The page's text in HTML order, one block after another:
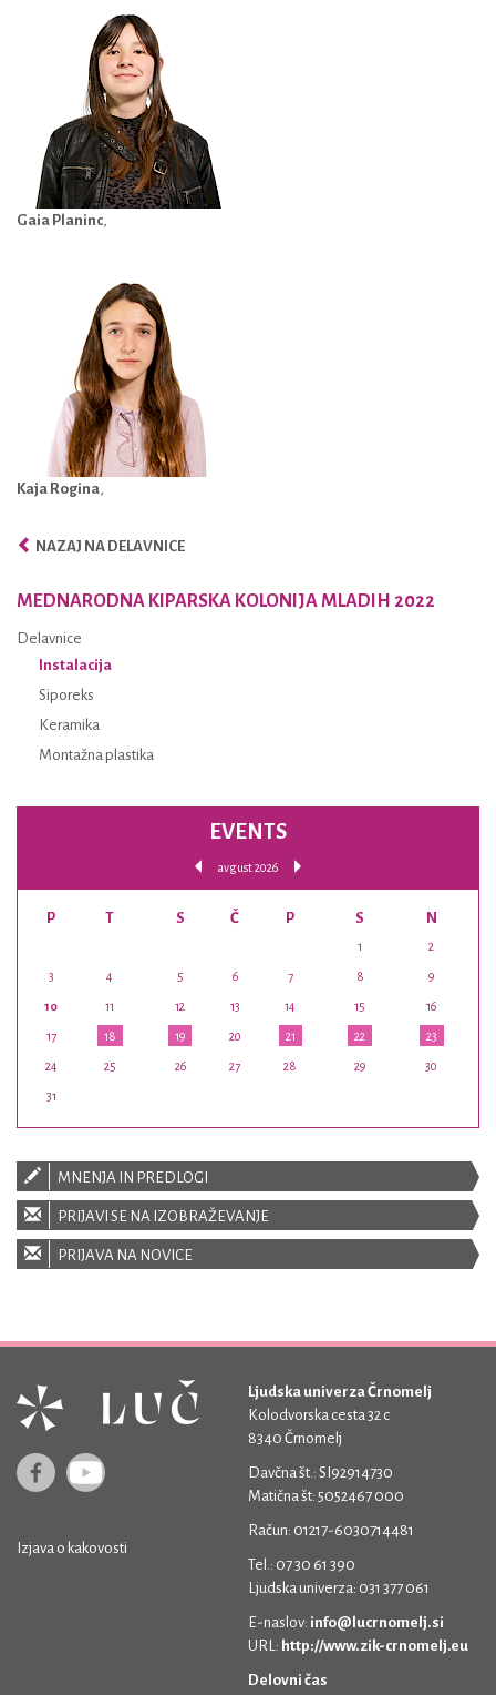
Gaia Planinc,
Kaja Rogina,
NAZAJ NA DELAVNICE
MEDNARODNA KIPARSKA KOLONIJA MLADIH 2022
Delavnice
Instalacija
Siporeks
Keramika
Montažna plastika
EVENTS
avgust 2026
P T S Č P S N
1 2
3 4 5 6 7 8 9
10 11 12 13 14 15 16
17 18 19 20 21 22 23
24 25 26 27 28 29 30
31
MNENJA IN PREDLOGI
PRIJAVI SE NA IZOBRAŽEVANJE
PRIJAVA NA NOVICE
Izjava o kakovosti
Ljudska univerza Črnomelj
Kolodvorska cesta 32 c
8340 Črnomelj
Davčna št.: SI92914730
Matična št: 5052467 000
Račun: 01217-6030714481
Tel.: 07 30 61 390
Ljudska univerza: 031 377 061
E-naslov: info@lucrnomelj.si
URL: http://www.zik-crnomelj.eu
Delovni čas